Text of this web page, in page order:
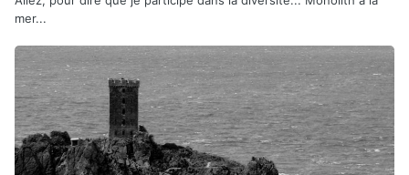
mer...